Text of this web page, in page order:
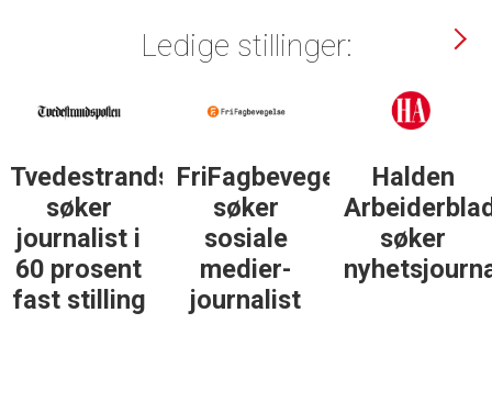
Ledige stillinger:
Tvedestrandsposten
søker
journalist i
60 prosent
fast stilling
FriFagbevegelse
søker
sosiale
medier-
journalist
Halden
søker